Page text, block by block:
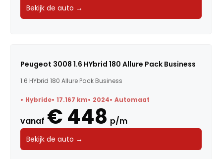
Bekijk de auto →
Peugeot 3008 1.6 HYbrid 180 Allure Pack Business
1.6 HYbrid 180 Allure Pack Business
Hybride 17.167 km 2024 Automaat
vanaf € 448 p/m
Bekijk de auto →